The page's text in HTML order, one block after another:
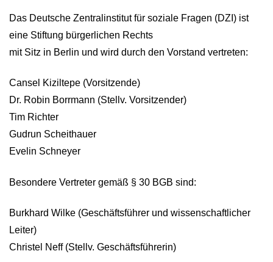
Das Deutsche Zentralinstitut für soziale Fragen (DZI) ist
eine Stiftung bürgerlichen Rechts
mit Sitz in Berlin und wird durch den Vorstand vertreten:
Cansel Kiziltepe (Vorsitzende)
Dr. Robin Borrmann (Stellv. Vorsitzender)
Tim Richter
Gudrun Scheithauer
Evelin Schneyer
Besondere Vertreter gemäß § 30 BGB sind:
Burkhard Wilke (Geschäftsführer und wissenschaftlicher
Leiter)
Christel Neff (Stellv. Geschäftsführerin)